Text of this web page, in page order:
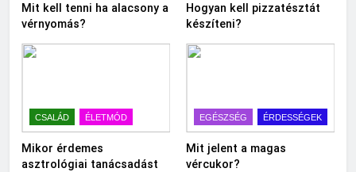
Mit kell tenni ha alacsony a
vérnyomás?
Hogyan kell pizzatésztát
készíteni?
CSALÁD ÉLETMÓD
Mikor érdemes
asztrológiai tanácsadást
EGÉSZSÉG ÉRDESSÉGEK
Mit jelent a magas
vércukor?